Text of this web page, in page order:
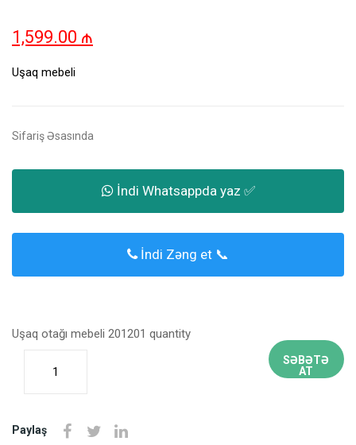
1,599.00 ₼
Uşaq mebeli
Sifariş Əsasında
İndi Whatsappda yaz ✅
İndi Zəng et 📞
Uşaq otağı mebeli 201201 quantity
SƏBƏTƏ
AT
Paylaş